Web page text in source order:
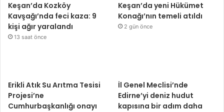
Keşan’da Kozköy
Kavşağı’nda feci kaza: 9
kişi ağır yaralandı
13 saat önce
Keşan’da yeni Hükümet
Konağı’nın temeli atıldı
2 gün önce
Erikli Atık Su Arıtma Tesisi
Projesi’ne
Cumhurbaşkanlığı onayı
İl Genel Meclisi’nde
Edirne’yi deniz hudut
kapısına bir adım daha